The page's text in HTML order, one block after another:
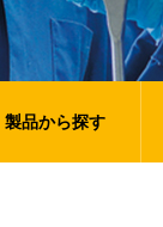
製品から探す